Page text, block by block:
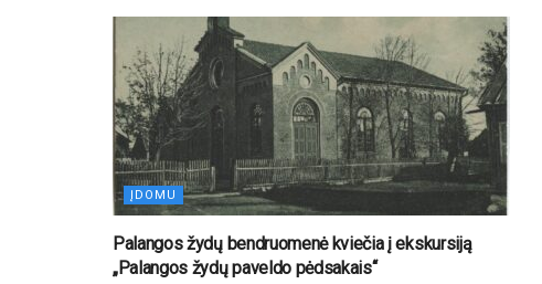
ĮDOMU
Palangos žydų bendruomenė kviečia į ekskursiją
„Palangos žydų paveldo pėdsakais“